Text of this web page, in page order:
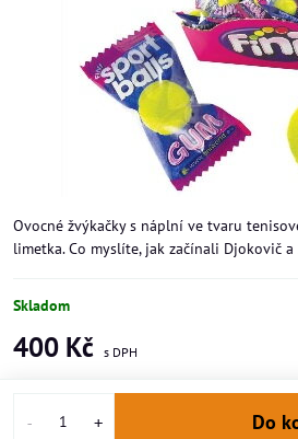
Ovocné žvýkačky s náplní ve tvaru
limetka. Co myslíte, jak začínali Djokovič a
Skladom
400 Kč
Do